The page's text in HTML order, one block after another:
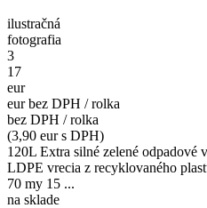
ilustračná
fotografia
3
17
eur
eur bez DPH / rolka
bez DPH / rolka
(3,90 eur s DPH)
120L Extra silné zelené odpadové
LDPE vrecia z recyklovaného
70 my 15 ...
na sklade